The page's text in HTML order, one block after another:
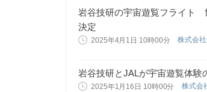
岩谷技研の宇宙遊覧フライト
決定
2025年4月1日 10時00分 株式会
岩谷技研とJALが宇宙遊覧体験
2025年1月16日 10時00分 株式会